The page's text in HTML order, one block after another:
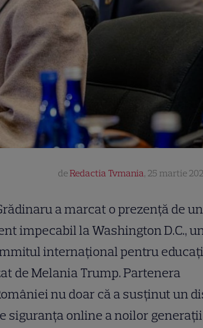
deRedactia Tvmania, 25 martie
a marcat o prezență de un
impecabil la Washington D.C.,
internațional pentru
de Melania Trump. Partenera
nu doar că a susținut un
siguranța online a noilor